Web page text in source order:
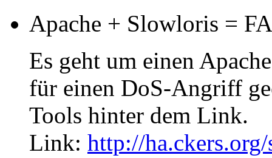
Apache + Slowloris =
Es geht um einen
für einen DoS-Angriff
Tools hinter dem Link.
Link: http://